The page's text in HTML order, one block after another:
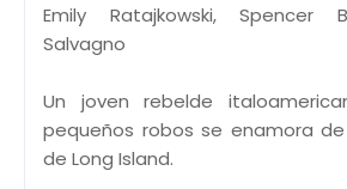
Emily Ratajkowski, Spencer
Salvagno
Un joven rebelde
pequeños robos se enamora
de Long Island.